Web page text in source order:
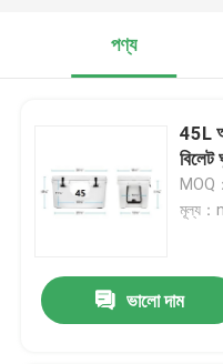
পণ্য
45L
বিলেট
MOQ
মূল্য
ভালো দাম